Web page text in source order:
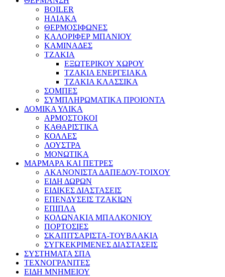
BOILER
ΗΛΙΑΚΑ
ΘΕΡΜΟΣΙΦΩΝΕΣ
ΚΑΛΟΡΙΦΕΡ ΜΠΑΝΙΟΥ
ΚΑΜΙΝΑΔΕΣ
ΤΖΑΚΙΑ
ΕΞΩΤΕΡΙΚΟΥ ΧΩΡΟΥ
ΤΖΑΚΙΑ ΕΝΕΡΓΕΙΑΚΑ
ΤΖΑΚΙΑ ΚΛΑΣΣΙΚΑ
ΣΟΜΠΕΣ
ΣΥΜΠΛΗΡΩΜΑΤΙΚΑ ΠΡΟΙΟΝΤΑ
ΔΟΜΙΚΑ ΥΛΙΚΑ
ΑΡΜΟΣΤΟΚΟΙ
ΚΑΘΑΡΙΣΤΙΚΑ
ΚΟΛΛΕΣ
ΛΟΥΣΤΡΑ
ΜΟΝΩΤΙΚΑ
ΜΑΡΜΑΡΑ ΚΑΙ ΠΕΤΡΕΣ
ΑΚΑΝΟΝΙΣΤΑ ΔΑΠΕΔΟΥ-ΤΟΙΧΟΥ
ΕΙΔΗ ΔΩΡΩΝ
ΕΙΔΙΚΕΣ ΔΙΑΣΤΑΣΕΙΣ
ΕΠΕΝΔΥΣΕΙΣ ΤΖΑΚΙΩΝ
ΕΠΙΠΛΑ
ΚΟΛΩΝΑΚΙΑ ΜΠΑΛΚΟΝΙΟΥ
ΠΟΡΤΟΣΙΕΣ
ΣΚΑΠΙΤΣΑΡΙΣΤΑ-ΤΟΥΒΛΑΚΙΑ
ΣΥΓΚΕΚΡΙΜΕΝΕΣ ΔΙΑΣΤΑΣΕΙΣ
ΣΥΣΤΗΜΑΤΑ ΣΠΑ
ΤΕΧΝΟΓΡΑΝΙΤΕΣ
ΕΙΔΗ ΜΝΗΜΕΙΟΥ